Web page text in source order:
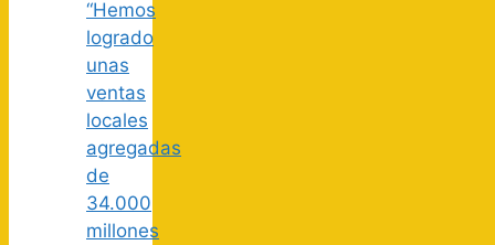
“Hemos
logrado
unas
ventas
locales
agregadas
de
34.000
millones